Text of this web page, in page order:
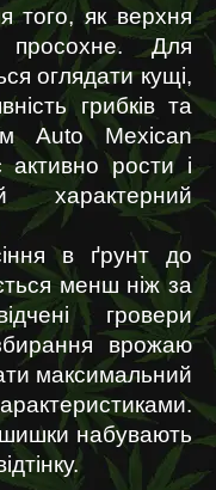
того, як верхня
Для
оглядати кущі,
грибків та
Auto Mexican
рости і
характерний
в ґрунт до
менш ніж за
гровери
врожаю
максимальний
набувають